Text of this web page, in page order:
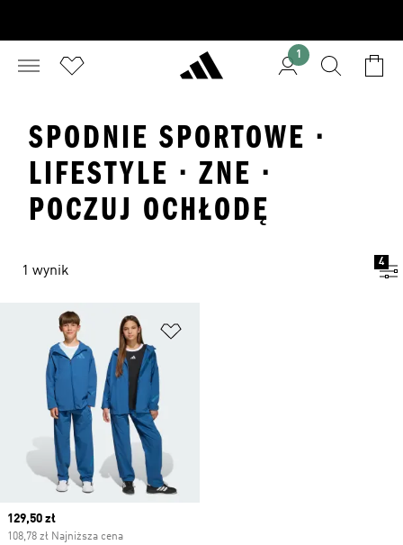
1
SPODNIE SPORTOWE ·
LIFESTYLE · ZNE ·
POCZUJ OCHŁODĘ
1 wynik
4
Current price
129,50 zł
108,78 zł Najniższa cena